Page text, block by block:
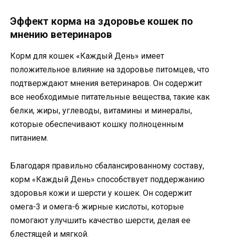
Эффект корма на здоровье кошек по
мнению ветеринаров
Корм для кошек «Каждый День» имеет
положительное влияние на здоровье питомцев, что
подтверждают мнения ветеринаров. Он содержит
все необходимые питательные вещества, такие как
белки, жиры, углеводы, витамины и минералы,
которые обеспечивают кошку полноценным
питанием.
Благодаря правильно сбалансированному составу,
корм «Каждый День» способствует поддержанию
здоровья кожи и шерсти у кошек. Он содержит
омега-3 и омега-6 жирные кислоты, которые
помогают улучшить качество шерсти, делая ее
блестящей и мягкой.